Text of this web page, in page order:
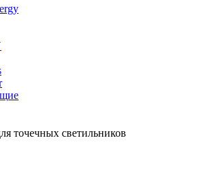
точечных светильников